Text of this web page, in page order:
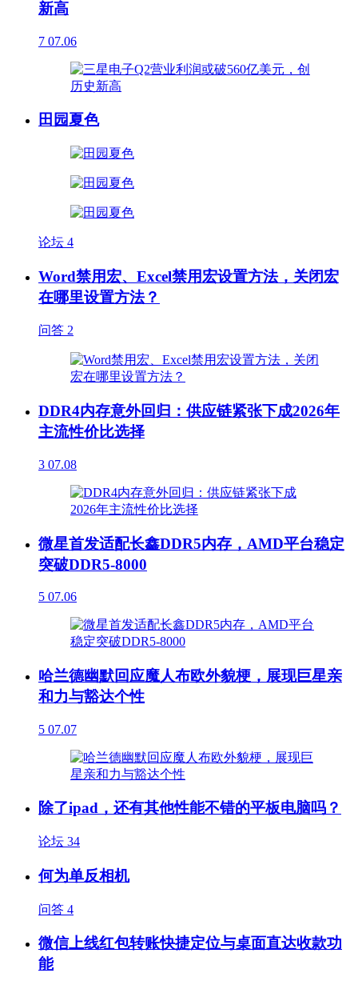
新高
7 07.06
田园夏色
论坛 4
Word禁用宏、Excel禁用宏设置方法，关闭宏
在哪里设置方法？
问答 2
DDR4内存意外回归：供应链紧张下成2026年
主流性价比选择
3 07.08
微星首发适配长鑫DDR5内存，AMD平台稳定
突破DDR5-8000
5 07.06
哈兰德幽默回应魔人布欧外貌梗，展现巨星亲
和力与豁达个性
5 07.07
除了ipad，还有其他性能不错的平板电脑吗？
论坛 34
何为单反相机
问答 4
微信上线红包转账快捷定位与桌面直达收款功
能